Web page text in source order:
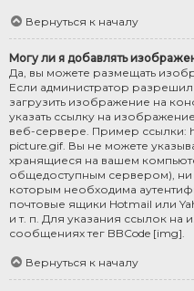
Вернуться к началу
Могу ли я добавлять
Да, вы можете размещать
Если администратор
загрузить изображение на
указать ссылку на
веб-сервере. Пример ссылки:
picture.gif. Вы не можете
хранящиеся на вашем
общедоступным сервером), ни
которым необходима
почтовые ящики Hotmail или
и т. п. Для указания ссылок на
сообщениях тег BBCode [img].
Вернуться к началу